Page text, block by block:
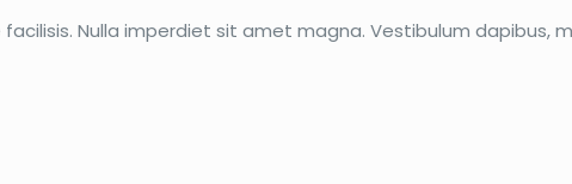
Nulla imperdiet sit amet magna. Vestibulum